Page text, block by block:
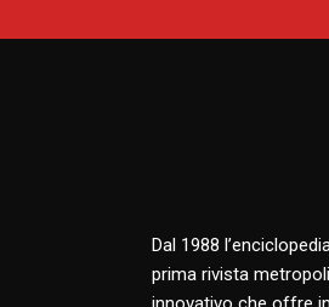
Dal 1988
prima rivista